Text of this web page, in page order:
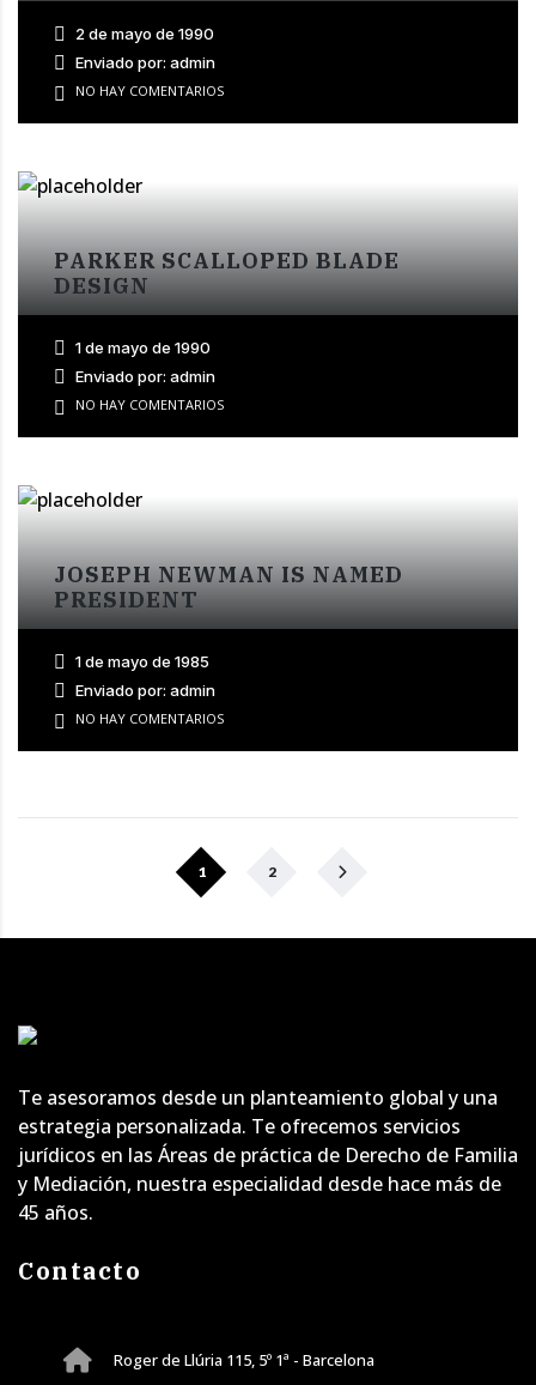
2 de mayo de 1990
Enviado por: admin
NO HAY COMENTARIOS
PARKER SCALLOPED BLADE
DESIGN
1 de mayo de 1990
Enviado por: admin
NO HAY COMENTARIOS
JOSEPH NEWMAN IS NAMED
PRESIDENT
1 de mayo de 1985
Enviado por: admin
NO HAY COMENTARIOS
1 2
Te asesoramos desde un planteamiento global y una
estrategia personalizada. Te ofrecemos servicios
jurídicos en las Áreas de práctica de Derecho de Familia
y Mediación, nuestra especialidad desde hace más de
45 años.
Contacto
Roger de Llúria 115, 5º 1ª - Barcelona